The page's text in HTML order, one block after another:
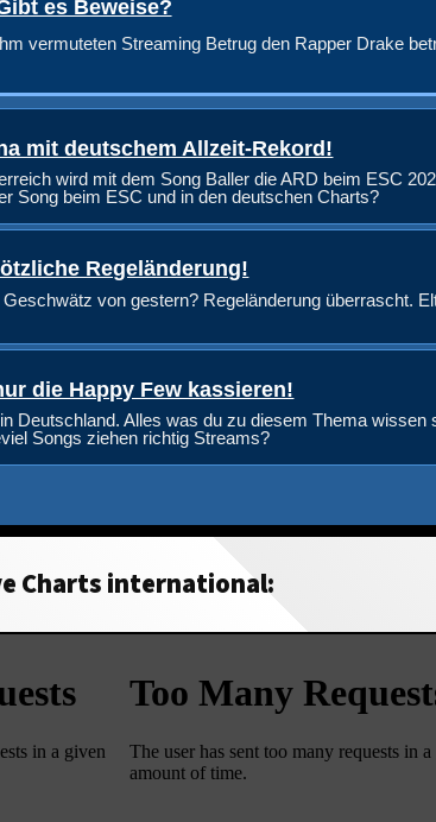
es Beweise?
vermuteten Streaming Betrug den Rapper Drake
mit deutschem Allzeit-Rekord!
wird mit dem Song Baller die ARD beim ESC
Song beim ESC und in den deutschen Charts?
Regeländerung!
von gestern? Regeländerung überrascht.
die Happy Few kassieren!
Deutschland. Alles was du zu diesem Thema wissen
Songs ziehen richtig Streams?
Charts international: